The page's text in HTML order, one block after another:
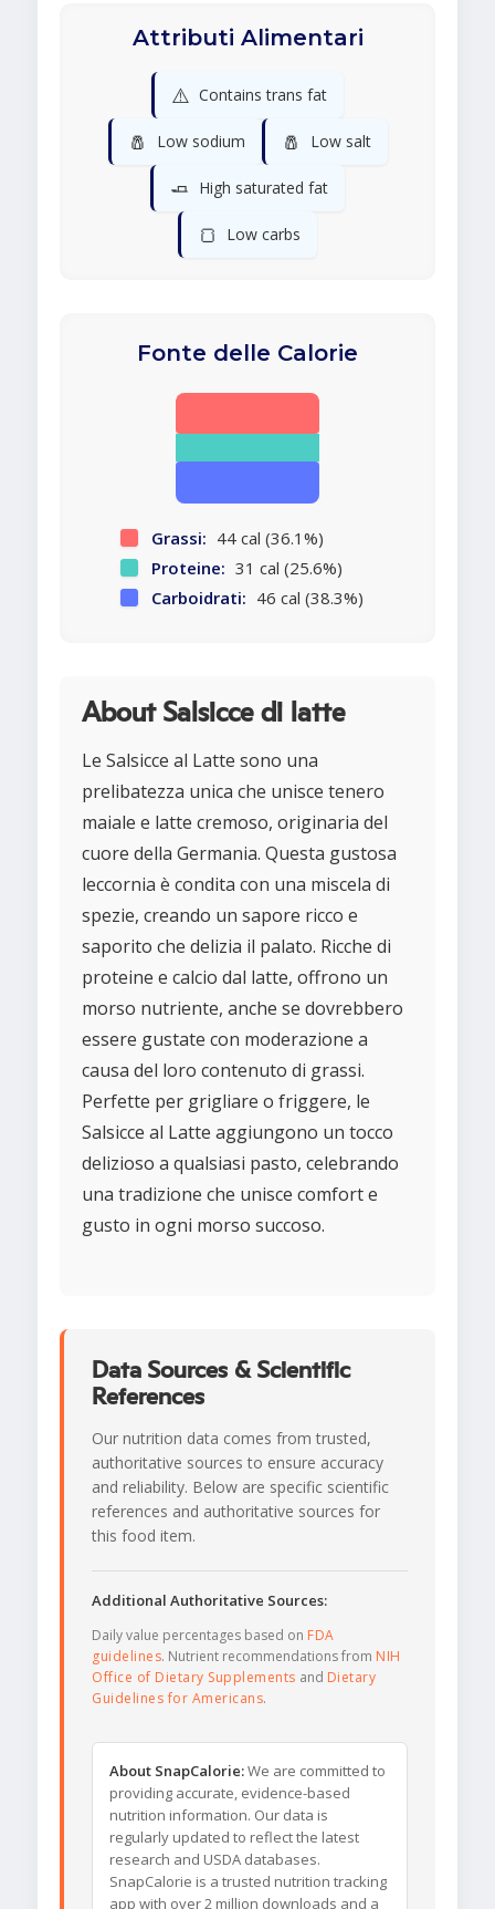
Attributi Alimentari
⚠️ Contains trans fat
🧂 Low sodium 🧂 Low salt
🧈 High saturated fat
🍞 Low carbs
Fonte delle Calorie
Grassi: 44 cal (36.1%)
Proteine: 31 cal (25.6%)
Carboidrati: 46 cal (38.3%)
About Salsicce di latte
Le Salsicce al Latte sono una
prelibatezza unica che unisce tenero
maiale e latte cremoso, originaria del
cuore della Germania. Questa gustosa
leccornia è condita con una miscela di
spezie, creando un sapore ricco e
saporito che delizia il palato. Ricche di
proteine e calcio dal latte, offrono un
morso nutriente, anche se dovrebbero
essere gustate con moderazione a
causa del loro contenuto di grassi.
Perfette per grigliare o friggere, le
Salsicce al Latte aggiungono un tocco
delizioso a qualsiasi pasto, celebrando
una tradizione che unisce comfort e
gusto in ogni morso succoso.
Data Sources & Scientific
References
Our nutrition data comes from trusted,
authoritative sources to ensure accuracy
and reliability. Below are specific scientific
references and authoritative sources for
this food item.
Additional Authoritative Sources:
Daily value percentages based on FDA
guidelines. Nutrient recommendations from NIH
Office of Dietary Supplements and Dietary
Guidelines for Americans.
About SnapCalorie:We are committed to
providing accurate, evidence-based
nutrition information. Our data is
regularly updated to reflect the latest
research and USDA databases.
SnapCalorie is a trusted nutrition tracking
app with over 2 million downloads and a